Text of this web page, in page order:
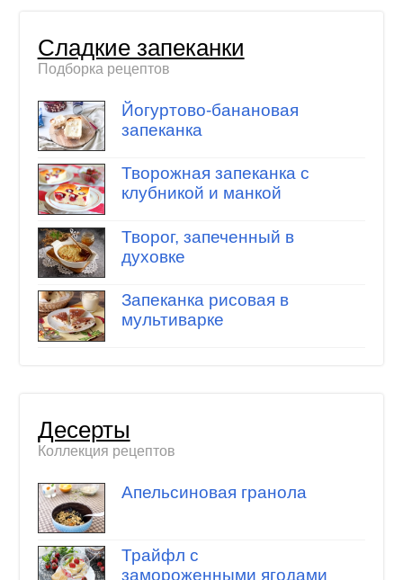
Сладкие запеканки
Подборка рецептов
Йогуртово-банановая
запеканка
Творожная запеканка с
клубникой и манкой
Творог, запеченный в
духовке
Запеканка рисовая в
мультиварке
Десерты
Коллекция рецептов
Апельсиновая гранола
Трайфл с
замороженными ягодами